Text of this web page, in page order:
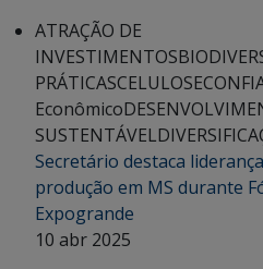
ATRAÇÃO DE
INVESTIMENTOS
PRÁTICASCELULOSE
Econômico
SUSTENTÁVEL
Secretário destaca
produção em MS durante
Expogrande
10 abr 2025